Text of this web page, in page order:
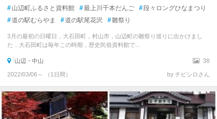
# 山辺町ふるさと資料館 #最上川千本だんご #段々ロングひなまつり
#道の駅むらやま #道の駅尾花沢 #雛祭り
3月の最初の日曜日，大石田町，村山市，山辺町の雛祭り巡りに出かけまし
た．大石田町は毎年この時期，歴史民俗資料館で...
山辺・中山
38
2022/03/06～ （1日間）
by チビシロさん